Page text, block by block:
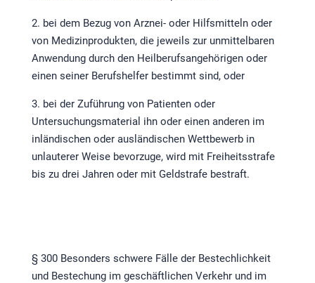
2. bei dem Bezug von Arznei- oder Hilfsmitteln oder
von Medizinprodukten, die jeweils zur unmittelbaren
Anwendung durch den Heilberufsangehörigen oder
einen seiner Berufshelfer bestimmt sind, oder
3. bei der Zuführung von Patienten oder
Untersuchungsmaterial ihn oder einen anderen im
inländischen oder ausländischen Wettbewerb in
unlauterer Weise bevorzuge, wird mit Freiheitsstrafe
bis zu drei Jahren oder mit Geldstrafe bestraft.
§ 300 Besonders schwere Fälle der Bestechlichkeit
und Bestechung im geschäftlichen Verkehr und im